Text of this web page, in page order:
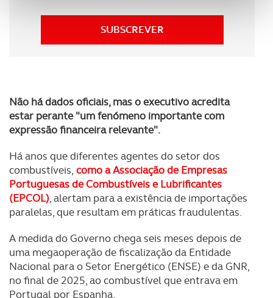
analisar dados de navegação no nosso website.
O ACP garantirá que as transferências internacionais de
dados pessoais serão realizadas apenas com o seu
necessário no contexto dos serviços a prestar.
Realçamos que o bloqueio de certo tipo de Cookies e
tecnologias similares pode ter impacto na sua
experiência de navegação no Website e nos serviços
Consulte a política de cookies do site.
SUBSCREVER
Não há dados oficiais, mas o executivo acredita
estar perante "um fenómeno importante com
expressão financeira relevante".
Há anos que diferentes agentes do setor dos
combustíveis, como a Associação de Empresas
Portuguesas de Combustíveis e Lubrificantes
(EPCOL), alertam para a existência de importações
paralelas, que resultam em práticas fraudulentas.
A medida do Governo chega seis meses depois de
uma megaoperação de fiscalização da Entidade
Nacional para o Setor Energético (ENSE) e da GNR,
no final de 2025, ao combustível que entrava em
Portugal por Espanha.